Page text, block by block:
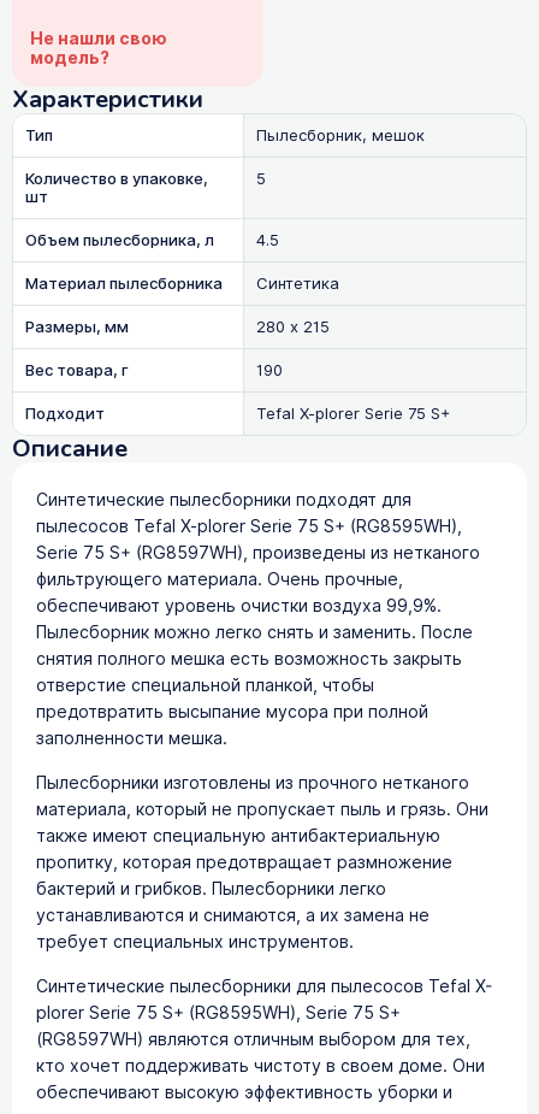
Не нашли свою
модель?
Характеристики
Тип
Пылесборник, мешок
Количество в упаковке,
шт
5
Объем пылесборника, л
4.5
Материал пылесборника
Синтетика
Размеры, мм
280 x 215
Вес товара, г
190
Подходит
Tefal X-plorer Serie 75 S+
Описание
Синтетические пылесборники подходят для
пылесосов Tefal X-plorer Serie 75 S+ (RG8595WH),
Serie 75 S+ (RG8597WH), произведены из нетканого
фильтрующего материала. Очень прочные,
обеспечивают уровень очистки воздуха 99,9%.
Пылесборник можно легко снять и заменить. После
снятия полного мешка есть возможность закрыть
отверстие специальной планкой, чтобы
предотвратить высыпание мусора при полной
заполненности мешка.
Пылесборники изготовлены из прочного нетканого
материала, который не пропускает пыль и грязь. Они
также имеют специальную антибактериальную
пропитку, которая предотвращает размножение
бактерий и грибков. Пылесборники легко
устанавливаются и снимаются, а их замена не
требует специальных инструментов.
Синтетические пылесборники для пылесосов Tefal X-
plorer Serie 75 S+ (RG8595WH), Serie 75 S+
(RG8597WH) являются отличным выбором для тех,
кто хочет поддерживать чистоту в своем доме. Они
обеспечивают высокую эффективность уборки и